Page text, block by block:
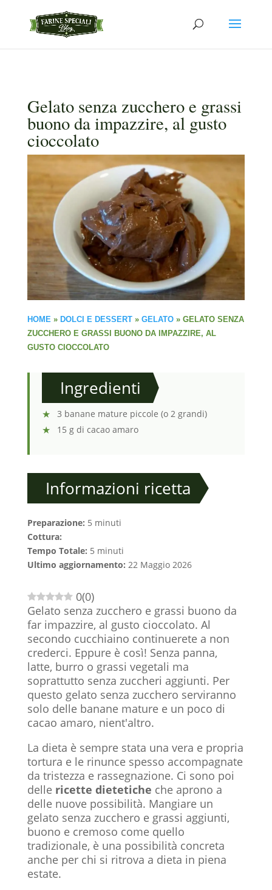
Gelato senza zucchero e grassi
buono da impazzire, al gusto
cioccolato
HOME » DOLCI E DESSERT» GELATO» GELATO SENZA
ZUCCHERO E GRASSI BUONO DA IMPAZZIRE, AL
GUSTO CIOCCOLATO
Ingredienti
3 banane mature piccole (o 2 grandi)
15 g di cacao amaro
Informazioni ricetta
Preparazione: 5 minuti
Cottura:
Tempo Totale: 5 minuti
Ultimo aggiornamento: 22 Maggio 2026
0(0)
Gelato senza zucchero e grassi buono da
far impazzire, al gusto cioccolato. Al
secondo cucchiaino continuerete a non
crederci. Eppure è così! Senza panna,
latte, burro o grassi vegetali ma
soprattutto senza zuccheri aggiunti. Per
questo gelato senza zucchero serviranno
solo delle banane mature e un poco di
cacao amaro, nient'altro.
La dieta è sempre stata una vera e propria
tortura e le rinunce spesso accompagnate
da tristezza e rassegnazione. Ci sono poi
delle ricette dietetiche che aprono a
delle nuove possibilità. Mangiare un
gelato senza zucchero e grassi aggiunti,
buono e cremoso come quello
tradizionale, è una possibilità concreta
anche per chi si ritrova a dieta in piena
estate.